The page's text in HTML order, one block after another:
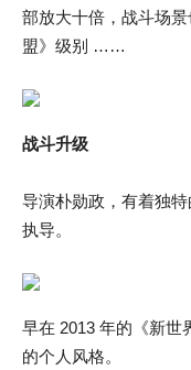
部放大十倍，战斗场
盟》级别 ……
战斗升级
导演朴勋政，有着独
执导。
早在 2013 年的《新世
的个人风格。